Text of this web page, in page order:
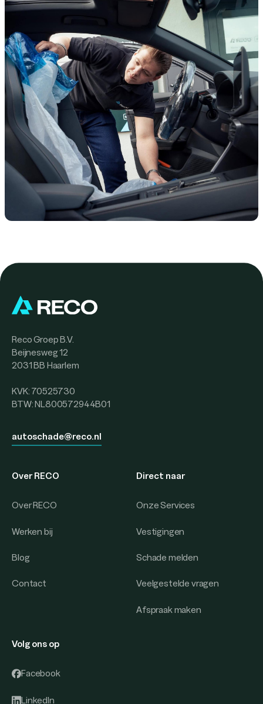
Reco Groep B.V.
Beijnesweg 12
2031 BB Haarlem
KVK: 70525730
BTW: NL800572944B01
autoschade@reco.nl
Over RECO
Over RECO
Werken bij
Blog
Contact
Direct naar
Onze Services
Vestigingen
Schade melden
Veelgestelde vragen
Afspraak maken
Volg ons op
Facebook
LinkedIn